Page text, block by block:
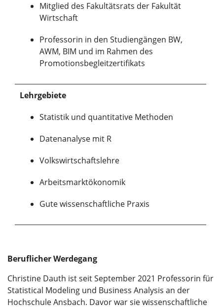
Mitglied des Fakultätsrats der Fakultät
Wirtschaft
Professorin in den Studiengängen BW,
AWM, BIM und im Rahmen des
Promotionsbegleitzertifikats
Lehrgebiete
Statistik und quantitative Methoden
Datenanalyse mit R
Volkswirtschaftslehre
Arbeitsmarktökonomik
Gute wissenschaftliche Praxis
Beruflicher Werdegang
Christine Dauth ist seit September 2021 Professorin für
Statistical Modeling und Business Analysis an der
Hochschule Ansbach. Davor war sie wissenschaftliche